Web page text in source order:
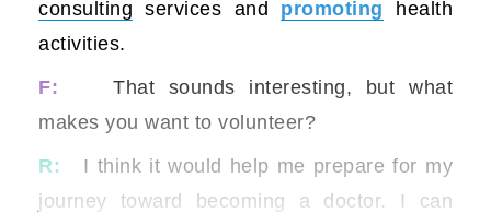
consulting services and promoting
health
activities.
F: That sounds interesting, but what
makes you want to volunteer?
R: I think it would help me prepare for my
journey toward becoming a doctor. I can